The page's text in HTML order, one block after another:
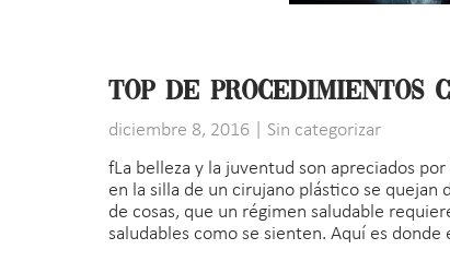
Top de procedimientos
diciembre 8, 2016| Sin categorizar
fLa belleza y la juventud son apreciados
en la silla de un cirujano plástico se
de cosas, que un régimen saludable
saludables como se sienten. Aquí es